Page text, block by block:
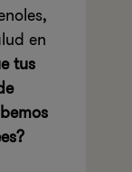
en
tus